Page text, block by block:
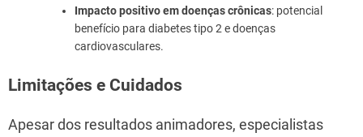
Impacto positivo em doenças crônicas: potencial
benefício para diabetes tipo 2 e doenças
cardiovasculares.
Limitações e Cuidados
Apesar dos resultados animadores, especialistas